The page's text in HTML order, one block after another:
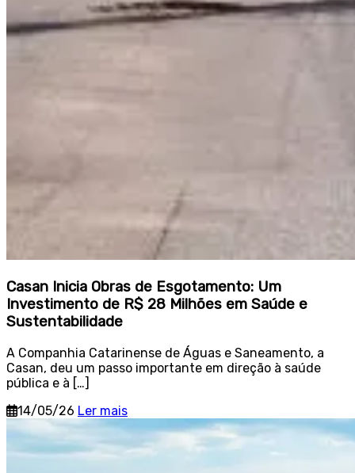
Casan Inicia Obras de Esgotamento: Um
Investimento de R$ 28 Milhões em Saúde e
Sustentabilidade
A Companhia Catarinense de Águas e Saneamento, a
Casan, deu um passo importante em direção à saúde
pública e à […]
14/05/26 Ler mais